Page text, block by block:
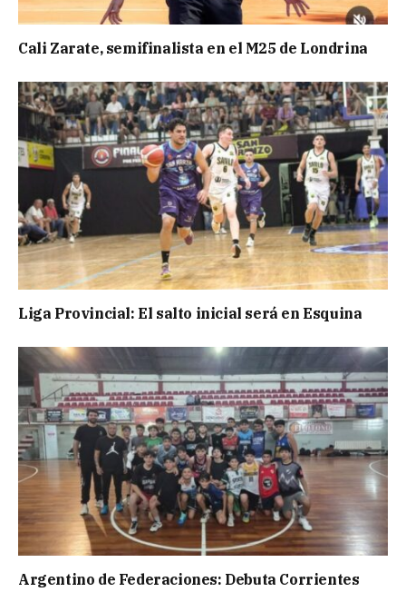
Cali Zarate, semifinalista en el M25 de Londrina
Liga Provincial: El salto inicial será en Esquina
Argentino de Federaciones: Debuta Corrientes